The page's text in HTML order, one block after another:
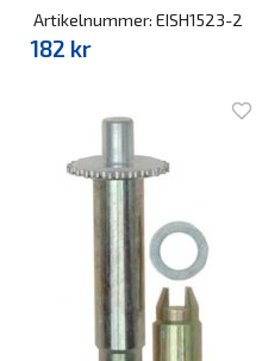
Artikelnummer: EISH1523-2
182 kr